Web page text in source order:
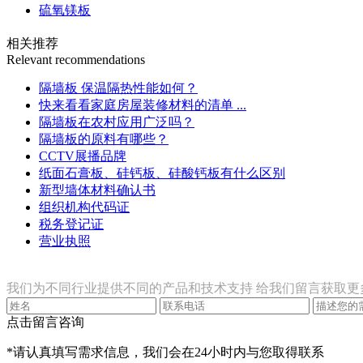
硫氧镁板
相关推荐
Relevant recommendations
隔墙板 保温隔热性能如何？
快来看看家庭房屋装修材料的清单 ...
隔墙板在农村应用广泛吗？
隔墙板的原料有哪些？
CCTV展播品牌
纸面石膏板、硅钙板、硅酸钙板有什么区别
新型墙体材料确认书
组织机构代码证
税务登记证
营业执照
我们为不同行业提供不同的产品和技术支持 给我们留言获取更
点击留言咨询
*请认真填写需求信息，我们会在24小时内与您取得联系